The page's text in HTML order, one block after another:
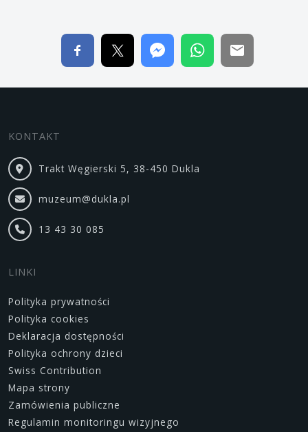
KONTAKT
Trakt Węgierski 5, 38-450 Dukla
muzeum@dukla.pl
13 43 30 085
LINKI
Polityka prywatności
Polityka cookies
Deklaracja dostępności
Polityka ochrony dzieci
Swiss Contribution
Mapa strony
Zamówienia publiczne
Regulamin monitoringu wizyjnego